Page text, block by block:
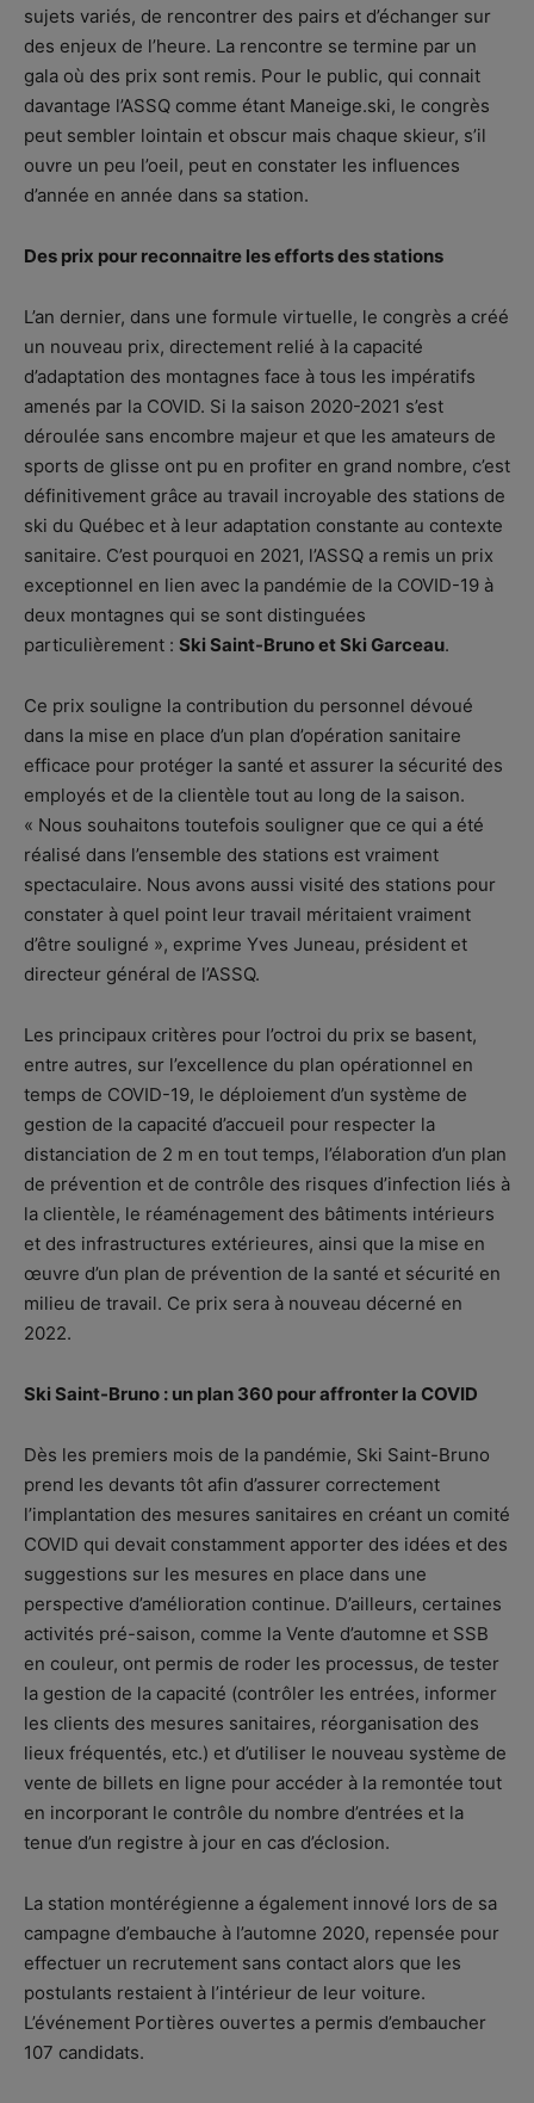
sujets variés, de rencontrer des pairs et d’échanger sur
des enjeux de l’heure. La rencontre se termine par un
gala où des prix sont remis. Pour le public, qui connait
davantage l’ASSQ comme étant Maneige.ski, le congrès
peut sembler lointain et obscur mais chaque skieur, s’il
ouvre un peu l’oeil, peut en constater les influences
d’année en année dans sa station.
Des prix pour reconnaitre les efforts des stations
L’an dernier, dans une formule virtuelle, le congrès a créé
un nouveau prix, directement relié à la capacité
d’adaptation des montagnes face à tous les impératifs
amenés par la COVID. Si la saison 2020-2021 s’est
déroulée sans encombre majeur et que les amateurs de
sports de glisse ont pu en profiter en grand nombre, c’est
définitivement grâce au travail incroyable des stations de
ski du Québec et à leur adaptation constante au contexte
sanitaire. C’est pourquoi en 2021, l’ASSQ a remis un prix
exceptionnel en lien avec la pandémie de la COVID-19 à
deux montagnes qui se sont distinguées
particulièrement : Ski Saint-Bruno et Ski Garceau.
Ce prix souligne la contribution du personnel dévoué
dans la mise en place d’un plan d’opération sanitaire
efficace pour protéger la santé et assurer la sécurité des
employés et de la clientèle tout au long de la saison.
« Nous souhaitons toutefois souligner que ce qui a été
réalisé dans l’ensemble des stations est vraiment
spectaculaire. Nous avons aussi visité des stations pour
constater à quel point leur travail méritaient vraiment
d’être souligné », exprime Yves Juneau, président et
directeur général de l’ASSQ.
Les principaux critères pour l’octroi du prix se basent,
entre autres, sur l’excellence du plan opérationnel en
temps de COVID-19, le déploiement d’un système de
gestion de la capacité d’accueil pour respecter la
distanciation de 2 m en tout temps, l’élaboration d’un plan
de prévention et de contrôle des risques d’infection liés à
la clientèle, le réaménagement des bâtiments intérieurs
et des infrastructures extérieures, ainsi que la mise en
œuvre d’un plan de prévention de la santé et sécurité en
milieu de travail. Ce prix sera à nouveau décerné en
2022.
Ski Saint-Bruno : un plan 360 pour affronter la COVID
Dès les premiers mois de la pandémie, Ski Saint-Bruno
prend les devants tôt afin d’assurer correctement
l’implantation des mesures sanitaires en créant un comité
COVID qui devait constamment apporter des idées et des
suggestions sur les mesures en place dans une
perspective d’amélioration continue. D’ailleurs, certaines
activités pré-saison, comme la Vente d’automne et SSB
en couleur, ont permis de roder les processus, de tester
la gestion de la capacité (contrôler les entrées, informer
les clients des mesures sanitaires, réorganisation des
lieux fréquentés, etc.) et d’utiliser le nouveau système de
vente de billets en ligne pour accéder à la remontée tout
en incorporant le contrôle du nombre d’entrées et la
tenue d’un registre à jour en cas d’éclosion.
La station montérégienne a également innové lors de sa
campagne d’embauche à l’automne 2020, repensée pour
effectuer un recrutement sans contact alors que les
postulants restaient à l’intérieur de leur voiture.
L’événement Portières ouvertes a permis d’embaucher
107 candidats.